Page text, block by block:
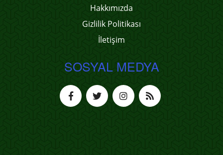
Hakkımızda
Gizlilik Politikası
İletişim
SOSYAL MEDYA